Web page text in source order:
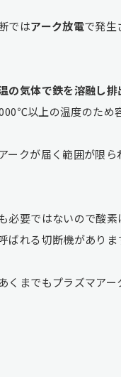
ではアーク放電で発生
の気体で鉄を溶融し排
以上の温度のため
ークが届く範囲が限
必要ではないので酸
ばれる切断機がありま
くまでもプラズマア